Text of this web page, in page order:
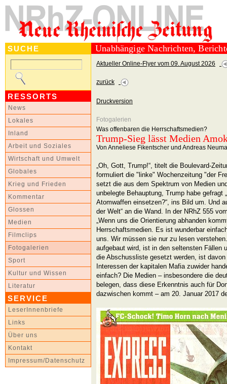
SUCHE
RESSORTS
News
Lokales
Inland
Arbeit und Soziales
Wirtschaft und Umwelt
Globales
Krieg und Frieden
Kommentar
Glossen
Medien
Filmclips
Fotogalerien
Sport
Kultur und Wissen
Literatur
SERVICE
LeserInnenbriefe
Links
Über uns
Kontakt
Impressum/Datenschutz
Unabhängige Nachrichten,
Aktueller Online-Flyer vom 09. August 2026
zurück
Druckversion
Fotogalerien
Was offenbaren die Herrschaftsmedien?
Trump-Sieg lässt Medien
Von Anneliese Fikentscher und Andreas
„Oh, Gott, Trump!“, titelt die Boulevard-
formuliert die "linke" Wochenzeitung "der
setzt die aus dem Spektrum von Medien
unbelegte Behauptung, Trump habe gefragt
Atomwaffen einsetzen?“, ins Bild um. Und
der Welt“ an die Wand. In der NRhZ 555
„Wenn uns die Orientierung abhanden
Herrschaftsmedien. Es ist wunderbar
uns. Wir müssen sie nur zu lesen
aufgebaut wird, ist in den seltensten Fällen
die Abschussliste gesetzt werden, ist
Interessen der kapitalen Mafia zuwider
einfach? Die Medien – insbesondere die
belegen, dass diese Erkenntnis auch für
dazwischen kommt – am 20. Januar 2017